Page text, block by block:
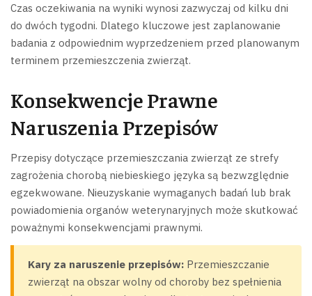
Czas oczekiwania na wyniki wynosi zazwyczaj od kilku dni
do dwóch tygodni. Dlatego kluczowe jest zaplanowanie
badania z odpowiednim wyprzedzeniem przed planowanym
terminem przemieszczenia zwierząt.
Konsekwencje Prawne
Naruszenia Przepisów
Przepisy dotyczące przemieszczania zwierząt ze strefy
zagrożenia chorobą niebieskiego języka są bezwzględnie
egzekwowane. Nieuzyskanie wymaganych badań lub brak
powiadomienia organów weterynaryjnych może skutkować
poważnymi konsekwencjami prawnymi.
Kary za naruszenie przepisów: Przemieszczanie
zwierząt na obszar wolny od choroby bez spełnienia